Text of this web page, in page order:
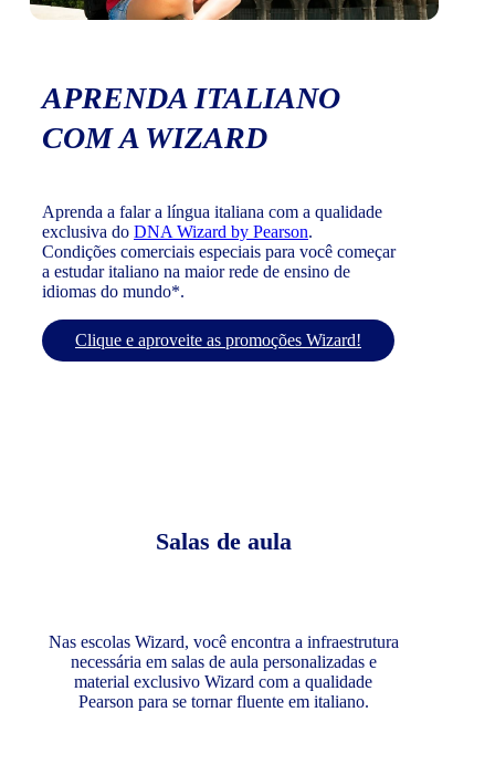
APRENDA ITALIANO
COM A WIZARD
Aprenda a falar a língua italiana com a qualidade
exclusiva do DNA Wizard by Pearson.
Condições comerciais especiais para você começar
a estudar italiano na maior rede de ensino de
idiomas do mundo*.
Clique e aproveite as promoções Wizard!
Salas de aula
Nas escolas Wizard, você encontra a infraestrutura
necessária em salas de aula personalizadas e
material exclusivo Wizard com a qualidade
Pearson para se tornar fluente em italiano.